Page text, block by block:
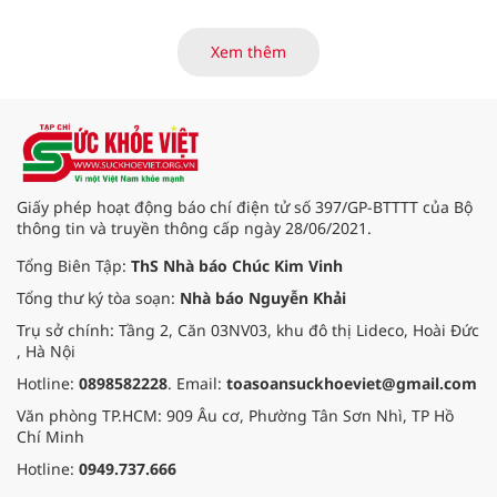
biểu mô tế bào thận. Với khối u còn
ở giai đoạn sớm, người bệnh được
Xem thêm
Giấy phép hoạt động báo chí điện tử số 397/GP-BTTTT của Bộ
thông tin và truyền thông cấp ngày 28/06/2021.
Tổng Biên Tập: ThS Nhà báo Chúc Kim Vinh
Tổng thư ký tòa soạn: Nhà báo Nguyễn Khải
Trụ sở chính: Tầng 2, Căn 03NV03, khu đô thị Lideco, Hoài Đức
, Hà Nội
Hotline: 0898582228. Email: toasoansuckhoeviet@gmail.com
Văn phòng TP.HCM: 909 Âu cơ, Phường Tân Sơn Nhì, TP Hồ
Chí Minh
Hotline: 0949.737.666